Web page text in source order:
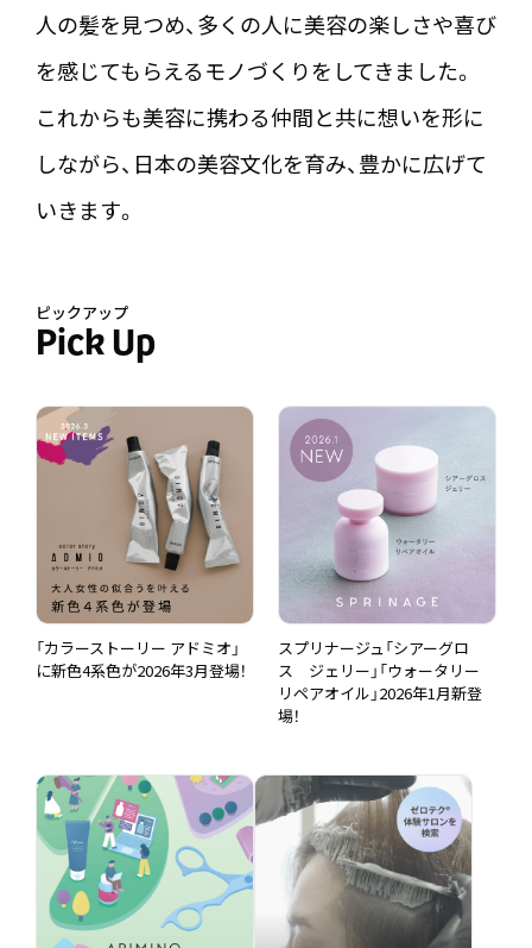
人の髪を見つめ、 多くの人に美容の楽しさや喜び
を感じてもらえるモノづくりをしてきました。
これからも美容に携わる仲間と共に想いを形に
しながら、 日本の美容文化を育み、豊かに広げて
いきます。
ピックアップ
スプリナージュ「シアーグロ
ス ジェリー」「ウォータリー
マークユー「バームフォーム」
2026年1月新登場！